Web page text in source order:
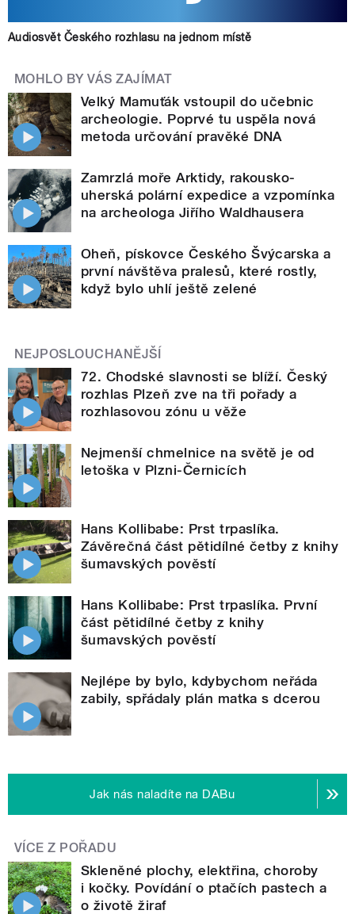
Audiosvět Českého rozhlasu na jednom místě
MOHLO BY VÁS ZAJÍMAT
Velký Mamuťák vstoupil do učebnic
archeologie. Poprvé tu uspěla nová
metoda určování pravěké DNA
Zamrzlá moře Arktidy, rakousko-
uherská polární expedice a vzpomínka
na archeologa Jiřího Waldhausera
Oheň, pískovce Českého Švýcarska a
první návštěva pralesů, které rostly,
když bylo uhlí ještě zelené
NEJPOSLOUCHANĚJŠÍ
72. Chodské slavnosti se blíží. Český
rozhlas Plzeň zve na tři pořady a
rozhlasovou zónu u věže
Nejmenší chmelnice na světě je od
letoška v Plzni-Černicích
Hans Kollibabe: Prst trpaslíka.
Závěrečná část pětidílné četby z knihy
šumavských pověstí
Hans Kollibabe: Prst trpaslíka. První
část pětidílné četby z knihy
šumavských pověstí
Nejlépe by bylo, kdybychom neřáda
zabily, spřádaly plán matka s dcerou
Jak nás naladíte na DABu
VÍCE Z POŘADU
Skleněné plochy, elektřina, choroby
i kočky. Povídání o ptačích pastech a
o životě žiraf